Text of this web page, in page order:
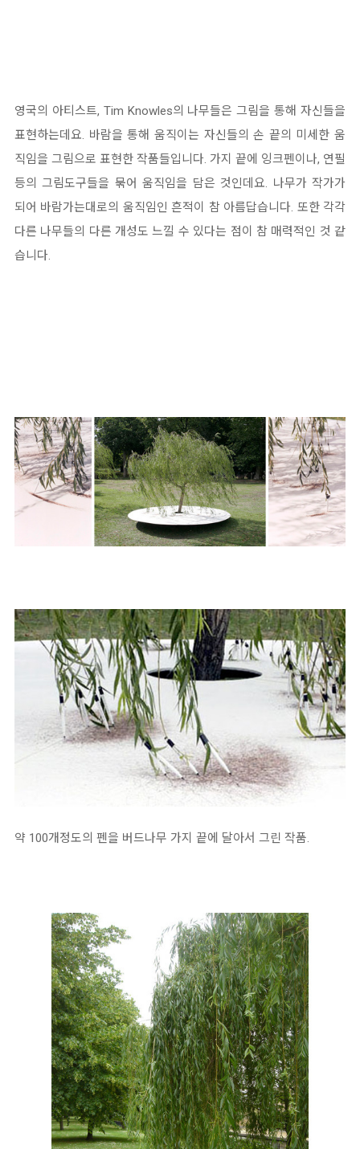
영국의 아티스트, Tim Knowles의 나무들은 그림을 통해 자신들을
표현하는데요. 바람을 통해 움직이는 자신들의 손 끝의 미세한 움
직임을 그림으로 표현한 작품들입니다. 가지 끝에 잉크펜이나, 연필
등의 그림도구들을 묶어 움직임을 담은 것인데요. 나무가 작가가
되어 바람가는대로의 움직임인 흔적이 참 아름답습니다. 또한 각각
다른 나무들의 다른 개성도 느낄 수 있다는 점이 참 매력적인 것 같
습니다.
약 100개정도의 펜을 버드나무 가지 끝에 달아서 그린 작품.